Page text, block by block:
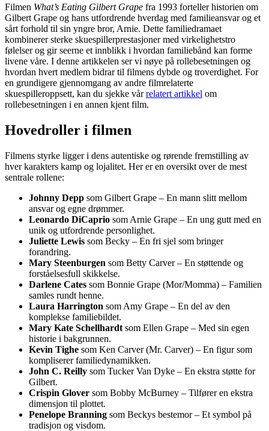
Filmen What’s Eating Gilbert Grape fra 1993 forteller historien om
Gilbert Grape og hans utfordrende hverdag med familieansvar og et
sårt forhold til sin yngre bror, Arnie. Dette familiedramaet
kombinerer sterke skuespillerprestasjoner med virkelighetstro
følelser og gir seerne et innblikk i hvordan familiebånd kan forme
livene våre. I denne artikkelen ser vi nøye på rollebesetningen og
hvordan hvert medlem bidrar til filmens dybde og troverdighet. For
en grundigere gjennomgang av andre filmrelaterte
skuespilleroppsett, kan du sjekke vårrelatert artikkel om
rollebesetningen i en annen kjent film.
Hovedroller i filmen
Filmens styrke ligger i dens autentiske og rørende fremstilling av
hver karakters kamp og lojalitet. Her er en oversikt over de mest
sentrale rollene:
Johnny Depp som Gilbert Grape – En mann slitt mellom
ansvar og egne drømmer.
Leonardo DiCaprio som Arnie Grape – En ung gutt med en
unik og utfordrende personlighet.
Juliette Lewis som Becky – En fri sjel som bringer
forandring.
Mary Steenburgen som Betty Carver – En støttende og
forståelsesfull skikkelse.
Darlene Cates som Bonnie Grape (Mor/Momma) – Familien
samles rundt henne.
Laura Harrington som Amy Grape – En del av den
komplekse familiebildet.
Mary Kate Schellhardt som Ellen Grape – Med sin egen
historie i bakgrunnen.
Kevin Tighe som Ken Carver (Mr. Carver) – En figur som
kompliserer familiedynamikken.
John C. Reilly som Tucker Van Dyke – En ekstra støtte for
Gilbert.
Crispin Glover som Bobby McBurney – Tilfører en ekstra
dimensjon til plottet.
Penelope Branning som Beckys bestemor – Et symbol på
tradisjon og visdom.